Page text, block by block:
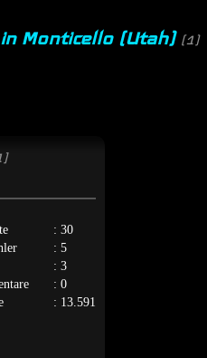
Monticello (Utah) (1)
: 30
: 5
: 3
: 0
: 13.591